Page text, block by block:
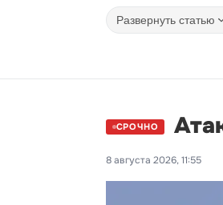
Развернуть статью
СРОЧНО
8 августа 2026, 11:55